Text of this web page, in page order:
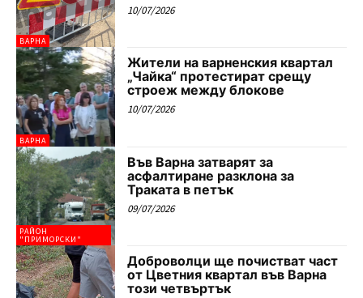
ВАРНА
10/07/2026
ВАРНА
Жители на варненския квартал
„Чайка“ протестират срещу
строеж между блокове
10/07/2026
РАЙОН
"ПРИМОРСКИ"
Във Варна затварят за
асфалтиране разклона за
Траката в петък
09/07/2026
Доброволци ще почистват част
от Цветния квартал във Варна
този четвъртък